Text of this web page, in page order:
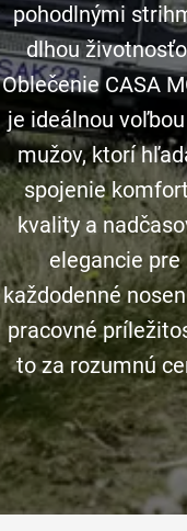
pohodlnými
dlhou
Oblečenie CASA
je ideálnou
mužov, ktorí
spojenie
kvality a
elegancie pre
každodenné
pracovné
to za rozumnú